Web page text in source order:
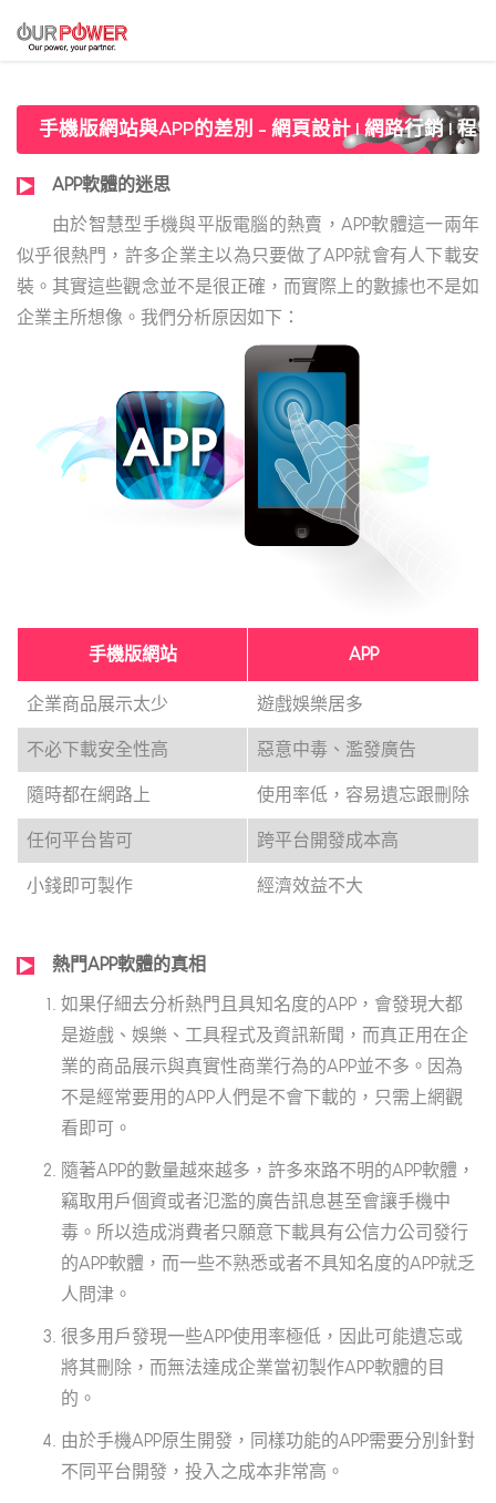
手機版網站與APP的差別
APP軟體的迷思
由於智慧型手機與平版電腦的熱賣，APP軟體這一兩年
似乎很熱門，許多企業主以為只要做了APP就會有人下載安
裝。其實這些觀念並不是很正確，而實際上的數據也不是如
企業主所想像。我們分析原因如下：
手機版網站 APP
企業商品展示太少 遊戲娛樂居多
不必下載安全性高 惡意中毒、濫發廣告
隨時都在網路上 使用率低，容易遺忘跟刪除
任何平台皆可 跨平台開發成本高
小錢即可製作 經濟效益不大
熱門APP軟體的真相
如果仔細去分析熱門且具知名度的APP，會發現大都
是遊戲、娛樂、工具程式及資訊新聞，而真正用在企
業的商品展示與真實性商業行為的APP並不多。因為
不是經常要用的APP人們是不會下載的，只需上網觀
看即可。
隨著APP的數量越來越多，許多來路不明的APP軟體，
竊取用戶個資或者氾濫的廣告訊息甚至會讓手機中
毒。所以造成消費者只願意下載具有公信力公司發行
的APP軟體，而一些不熟悉或者不具知名度的APP就乏
人問津。
很多用戶發現一些APP使用率極低，因此可能遺忘或
將其刪除，而無法達成企業當初製作APP軟體的目
的。
由於手機APP原生開發，同樣功能的APP需要分別針對
不同平台開發，投入之成本非常高。